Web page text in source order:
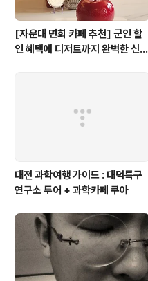
[자운대 면회 카페 추천] 군인 할
인 혜택에 디저트까지 완벽한 신성
대전 과학여행 가이드 : 대덕특구
연구소 투어 + 과학카페 쿠아